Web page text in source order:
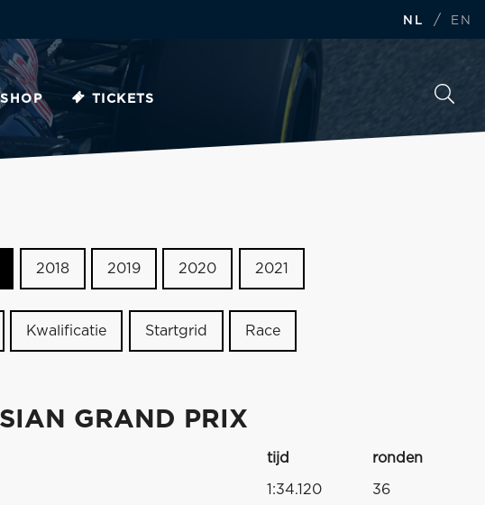
NL / EN
SHOP TICKETS
2018 2019 2020 2021
Kwalificatie Startgrid Race
GRAND PRIX
tijd ronden
1:34.120 36